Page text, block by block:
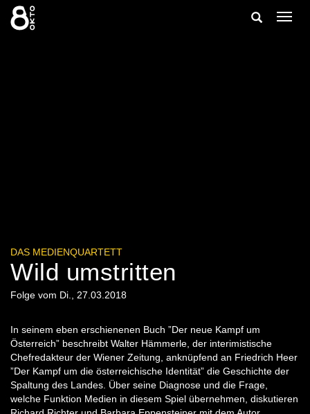
Zum
Inhalt
springen
Suche
DAS MEDIENQUARTETT
Wild umstritten
Folge vom Di., 27.03.2018
In seinem eben erschienenen Buch ”Der neue Kampf um
Österreich” beschreibt Walter Hämmerle, der interimistische
Chefredakteur der Wiener Zeitung, anknüpfend an Friedrich Heer
”Der Kampf um die österreichische Identität” die Geschichte der
Spaltung des Landes. Über seine Diagnose und die Frage,
welche Funktion Medien in diesem Spiel übernehmen, diskutieren